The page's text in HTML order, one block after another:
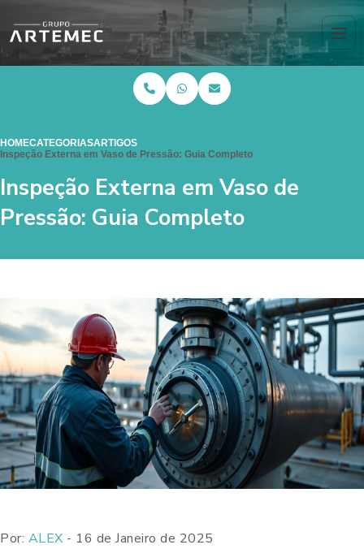
HOMECATEGORIASARTIGOS
Inspeção Externa em Vaso de Pressão: Guia Completo
Inspeção Externa em Vaso de
Pressão: Guia Completo
Por: ALEX - 16 de Janeiro de 2025